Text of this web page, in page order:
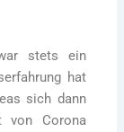
stets ein
hat
sich dann
von Corona